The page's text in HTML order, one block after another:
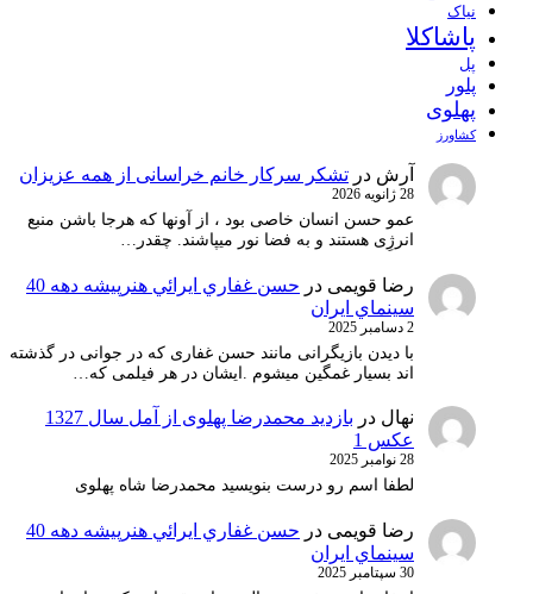
نیاک
پاشاکلا
پل
پلور
پهلوی
کشاورز
آرش در تشکر سرکار خانم خراسانی از همه عزیزان
28 ژانویه 2026
عمو حسن انسان خاصی بود ، از آونها که هرجا باشن منبع
انرژِی هستند و به فضا نور میپاشند. چقدر…
رضا قویمی در
حسن غفاري ايرائي هنرپيشه دهه 40
سينماي ايران
2 دسامبر 2025
با دیدن بازیگرانی مانند حسن غفاری که در جوانی در گذشته
اند بسیار غمگین میشوم .ایشان در هر فیلمی که…
نهال در
بازدید محمدرضا پهلوی از آمل سال 1327
عکس 1
28 نوامبر 2025
لطفا اسم رو درست بنویسید محمدرضا شاه پهلوی
رضا قویمی در
حسن غفاري ايرائي هنرپيشه دهه 40
سينماي ايران
30 سپتامبر 2025